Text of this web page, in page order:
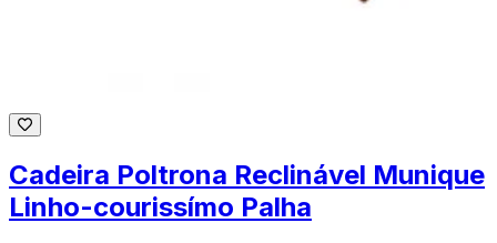
Cadeira Poltrona Reclinável Munique
Linho-courissímo Palha